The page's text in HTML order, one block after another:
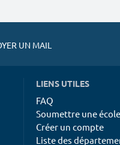
UN MAIL
LIENS UTILES
FAQ
Soumettre une école
Créer un compte
Liste des